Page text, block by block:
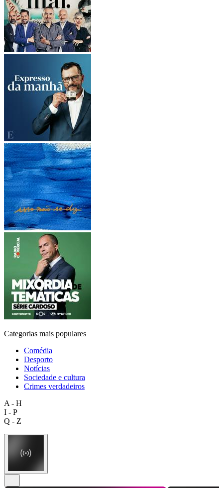
Categorias mais populares
Comédia
Desporto
Notícias
Sociedade e cultura
Crimes verdadeiros
A - H
I - P
Q - Z